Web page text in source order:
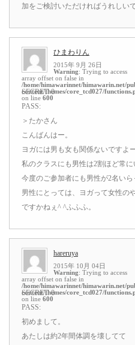
加をご検討いただければうれしい
ひまわりん
2015年 9月 26日
Warning: Trying to access
array offset on false in
/home/himawarinnet/himawarin.net/
content/themes/core_tcd027/
on line 600
SECRET: 0
PASS:
＞たかさん
こんばんはー。
ヨガには男も女も関係ないですよー
私のクラスにも男性は2割ほど常に
今度のご参加者にも男性が2名い
男性にとっては、ヨガって女性の
ですかねぇ^ ^ふふふ。
hareruya
2015年 10月 04日
Warning: Trying to access
array offset on false in
/home/himawarinnet/himawarin.net/
content/themes/core_tcd027/
on line 600
SECRET: 0
PASS:
初めまして。
あたしは約2年間体調を壊してて